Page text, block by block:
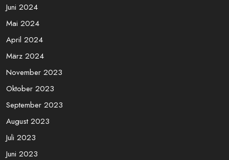
Juni 2024
Mai 2024
April 2024
März 2024
November 2023
Oktober 2023
September 2023
August 2023
Juli 2023
Juni 2023